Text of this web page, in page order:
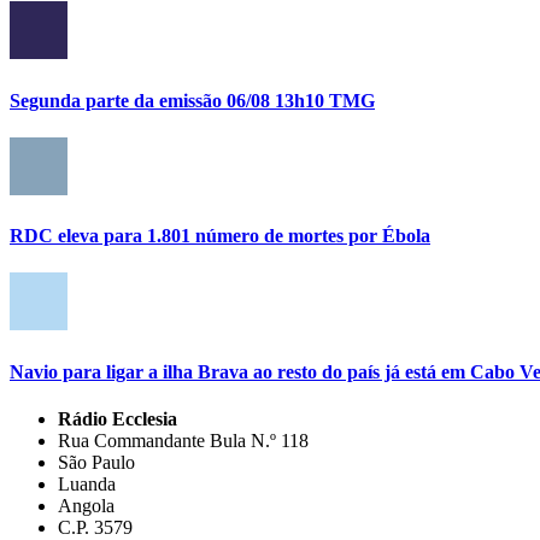
Segunda parte da emissão 06/08 13h10 TMG
RDC eleva para 1.801 número de mortes por Ébola
Navio para ligar a ilha Brava ao resto do país já está em Cabo
Rádio Ecclesia
Rua Commandante Bula N.º 118
São Paulo
Luanda
Angola
C.P. 3579